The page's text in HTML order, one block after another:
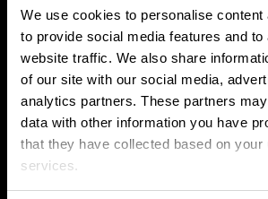
We use cookies to personalise content
to provide social media features and to
website traffic. We also share
of our site with our social media,
analytics partners. These partners
data with other information you have
that they have collected based on your
services.
• Huisfavoriet wiet *
• Oldskool Hasj **
• Moderne Hasj **
• Huisfavoriet Hasj **
• Hasj special ***